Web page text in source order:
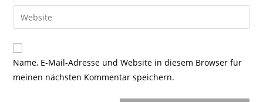
zum
Kommentieren
ein
E-
Mail-
zum
Kommentieren
ein
Gib
deine
Website-
URL
Name, E-Mail-Adresse und Website in diesem Browser für
meinen nächsten Kommentar speichern.